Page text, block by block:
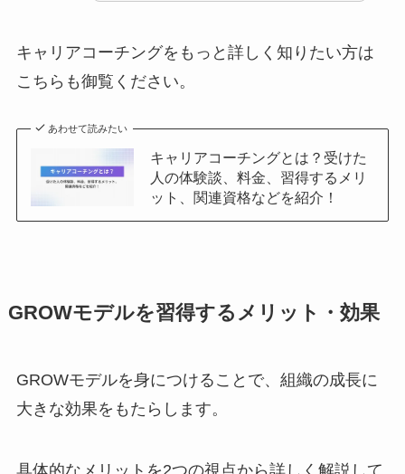
キャリアコーチングをもっと詳しく知りたい方は
こちらも御覧ください。
あわせて読みたい
キャリアコーチングとは？受けた
人の体験談、料金、習得するメリ
ット、関連資格などを紹介！
GROWモデルを習得するメリット・効果
GROWモデルを身につけることで、組織の成長に
大きな効果をもたらします。
具体的なメリットを2つの視点から詳しく解説して